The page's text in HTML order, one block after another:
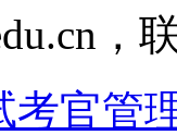
，
考官管